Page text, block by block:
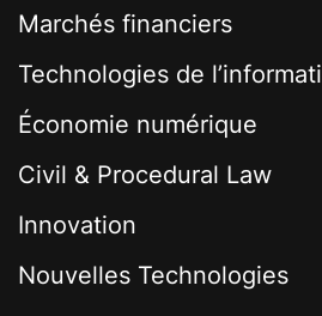
Marchés financiers
Technologies de
Économie numérique
Civil & Procedural Law
Innovation
Nouvelles Technologies